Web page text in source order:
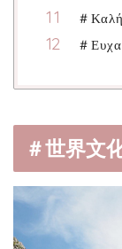
＃
＃
＃世界文